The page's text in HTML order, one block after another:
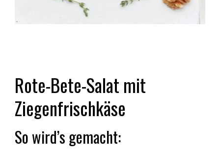
Rote-Bete-Salat mit
Ziegenfrischkäse
So wird’s gemacht: